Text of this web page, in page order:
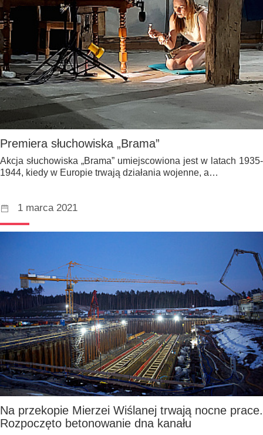
Premiera słuchowiska „Brama”
Akcja słuchowiska „Brama” umiejscowiona jest w latach 1935-
1944, kiedy w Europie trwają działania wojenne, a…
1 marca 2021
Na przekopie Mierzei Wiślanej trwają nocne prace.
Rozpoczęto betonowanie dna kanału